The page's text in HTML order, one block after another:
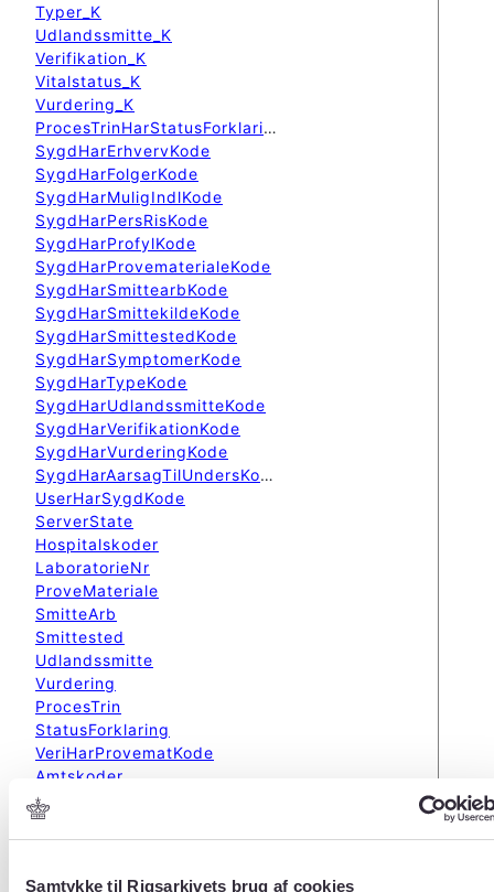
Samtykke til Rigsarkivets brug af cookies
Typer_K
Udlandssmitte_K
Verifikation_K
Vitalstatus_K
Vurdering_K
ProcesTrinHarStatusForklaring
SygdHarErhvervKode
SygdHarFolgerKode
SygdHarMuligIndlKode
SygdHarPersRisKode
SygdHarProfylKode
SygdHarProvematerialeKode
SygdHarSmittearbKode
SygdHarSmittekildeKode
SygdHarSmittestedKode
SygdHarSymptomerKode
SygdHarTypeKode
SygdHarUdlandssmitteKode
SygdHarVerifikationKode
SygdHarVurderingKode
SygdHarAarsagTilUndersKode
UserHarSygdKode
ServerState
Hospitalskoder
LaboratorieNr
ProveMateriale
SmitteArb
Smittested
Udlandssmitte
Vurdering
ProcesTrin
StatusForklaring
VeriHarProvematKode
Amtskoder
Postnummer
Kommunekoder